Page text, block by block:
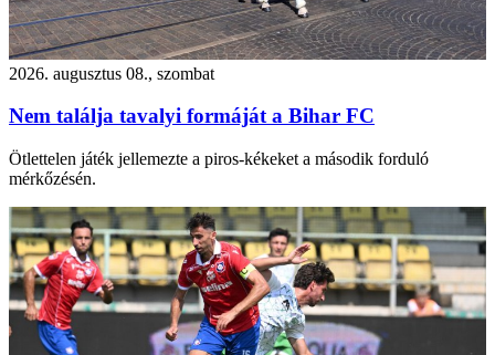
2026. augusztus 08., szombat
Nem találja tavalyi formáját a Bihar FC
Ötlettelen játék jellemezte a piros-kékeket a második forduló
mérkőzésén.